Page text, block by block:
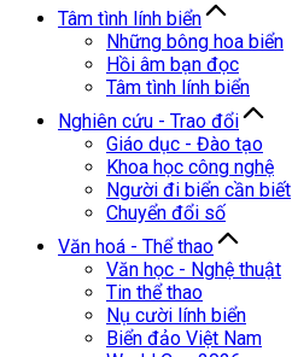
Tâm tình lính biển
Những bông hoa biển
Hồi âm bạn đọc
Tâm tình lính biển
Nghiên cứu - Trao đổi
Giáo dục - Đào tạo
Khoa học công nghệ
Người đi biển cần biết
Chuyển đổi số
Văn hoá - Thể thao
Văn học - Nghệ thuật
Tin thể thao
Nụ cười lính biển
Biển đảo Việt Nam